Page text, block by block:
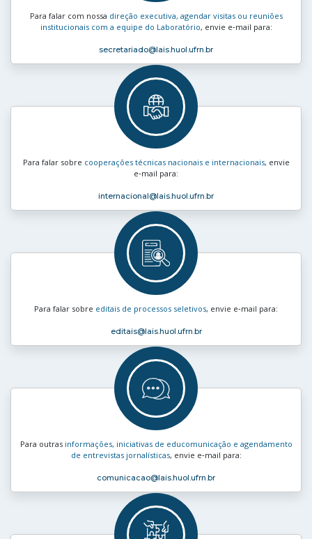
Para falar com nossa direção executiva, agendar visitas ou reuniões
institucionais com a equipe do Laboratório, envie e‑mail para:
secretariado@lais.huol.ufrn.br
Para falar sobre cooperações técnicas nacionais e internacionais, envie
e‑mail para:
internacional@lais.huol.ufrn.br
Para falar sobre editais de processos seletivos, envie e‑mail para:
editais@lais.huol.ufrn.br
Para outras informações, iniciativas de educomunicação e agendamento
de entrevistas jornalísticas, envie e‑mail para:
comunicacao@lais.huol.ufrn.br